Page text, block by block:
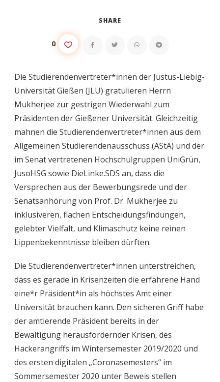
SHARE
0
Die Studierendenvertreter*innen der Justus-Liebig-
Universität Gießen (JLU) gratulieren Herrn
Mukherjee zur gestrigen Wiederwahl zum
Präsidenten der Gießener Universität. Gleichzeitig
mahnen die Studierendenvertreter*innen aus dem
Allgemeinen Studierendenausschuss (AStA) und der
im Senat vertretenen Hochschulgruppen UniGrün,
JusoHSG sowie DieLinke.SDS an, dass die
Versprechen aus der Bewerbungsrede und der
Senatsanhörung von Prof. Dr. Mukherjee zu
inklusiveren, flachen Entscheidungsfindungen,
gelebter Vielfalt, und Klimaschutz keine reinen
Lippenbekenntnisse bleiben dürften.
Die Studierendenvertreter*innen unterstreichen,
dass es gerade in Krisenzeiten die erfahrene Hand
eine*r Präsident*in als höchstes Amt einer
Universität brauchen kann. Den sicheren Griff habe
der amtierende Präsident bereits in der
Bewältigung herausfordernder Krisen, des
Hackerangriffs im Wintersemester 2019/2020 und
des ersten digitalen „Coronasemesters“ im
Sommersemester 2020 unter Beweis stellen